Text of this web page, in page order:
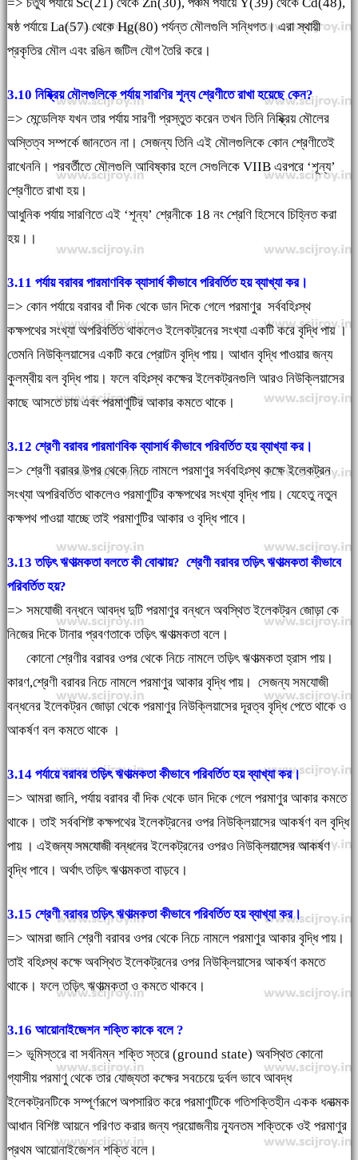
ষষ্ঠ পর্যায়ে La(57) থেকে Hg(80) পর্যন্ত মৌলগুলি সন্ধিগত। এরা স্থায়ী
প্রকৃতির মৌল এবং রঙিন জটিল যৌগ তৈরি করে।
3.10 নিষ্ক্রিয় মৌলগুলিকে পর্যায় সারণির শূন্য শ্রেণীতে রাখা হয়েছে কেন?
=> মেন্ডেলিফ যখন তার পর্যায় সারণী প্রস্তুত করেন তখন তিনি নিষ্ক্রিয় মৌলের
অস্তিত্ব সম্পর্কে জানতেন না। সেজন্য তিনি এই মৌলগুলিকে কোন শ্রেণীতেই
রাখেননি। পরবর্তীতে মৌলগুলি আবিষ্কার হলে সেগুলিকে VIIB এরপরে ‘শূন্য’
শ্রেণীতে রাখা হয়।
আধুনিক পর্যায় সারণিতে এই ‘শূন্য’ শ্রেনীকে 18 নং শ্রেণি হিসেবে চিহ্নিত করা
হয়।।
3.11 পর্যায় বরাবর পারমাণবিক ব্যাসার্ধ কীভাবে পরিবর্তিত হয় ব্যাখ্যা কর।
=> কোন পর্যায়ে বরাবর বাঁ দিক থেকে ডান দিকে গেলে পরমাণুর সর্ববহিঃস্থ
কক্ষপথের সংখ্যা অপরিবর্তিত থাকলেও ইলেকট্রনের সংখ্যা একটি করে বৃদ্ধি পায় ।
তেমনি নিউক্লিয়াসের একটি করে প্রোটন বৃদ্ধি পায়। আধান বৃদ্ধি পাওয়ার জন্য
কুলম্বীয় বল বৃদ্ধি পায়। ফলে বহিঃস্থ কক্ষের ইলেকট্রনগুলি আরও নিউক্লিয়াসের
কাছে আসতে চায় এবং পরমাণুটির আকার কমতে থাকে।
3.12 শ্রেণী বরাবর পারমাণবিক ব্যাসার্ধ কীভাবে পরিবর্তিত হয় ব্যাখ্যা কর।
=> শ্রেণী বরাবর উপর থেকে নিচে নামলে পরমাণুর সর্ববহিঃস্থ কক্ষে ইলেকট্রন
সংখ্যা অপরিবর্তিত থাকলেও পরমাণুটির কক্ষপথের সংখ্যা বৃদ্ধি পায়। যেহেতু নতুন
কক্ষপথ পাওয়া যাচ্ছে তাই পরমাণুটির আকার ও বৃদ্ধি পাবে।
3.13 তড়িৎ ঋণাত্মকতা বলতে কী বোঝায়? শ্রেণী বরাবর তড়িৎ ঋণাত্মকতা কীভাবে
পরিবর্তিত হয়?
=> সমযোজী বন্ধনে আবদ্ধ দুটি পরমাণুর বন্ধনে অবস্থিত ইলেকট্রন জোড়া কে
নিজের দিকে টানার প্রবণতাকে তড়িৎ ঋণাত্মকতা বলে।
কোনো শ্রেণীর বরাবর ওপর থেকে নিচে নামলে তড়িৎ ঋণাত্মকতা হ্রাস পায়।
কারণ,শ্রেণী বরাবর নিচে নামলে পরমাণুর আকার বৃদ্ধি পায়। সেজন্য সমযোজী
বন্ধনের ইলেকট্রন জোড়া থেকে পরমাণুর নিউক্লিয়াসের দূরত্ব বৃদ্ধি পেতে থাকে ও
আকর্ষণ বল কমতে থাকে ।
3.14 পর্যায়ে বরাবর তড়িৎ ঋণাত্মকতা কীভাবে পরিবর্তিত হয় ব্যাখ্যা কর।
=> আমরা জানি, পর্যায় বরাবর বাঁ দিক থেকে ডান দিকে গেলে পরমাণুর আকার কমতে
থাকে। তাই সর্ববশিষ্ট কক্ষপথের ইলেকট্রনের ওপর নিউক্লিয়াসের আকর্ষণ বল বৃদ্ধি
পায় । এইজন্য সমযোজী বন্ধনের ইলেকট্রনের ওপরও নিউক্লিয়াসের আকর্ষণ
বৃদ্ধি পাবে। অর্থাৎ তড়িৎ ঋণাত্মকতা বাড়বে।
3.15 শ্রেণী বরাবর তড়িৎ ঋণাত্মকতা কীভাবে পরিবর্তিত হয় ব্যাখ্যা কর।
=> আমরা জানি শ্রেণী বরাবর ওপর থেকে নিচে নামলে পরমাণুর আকার বৃদ্ধি পায়।
তাই বহিঃস্থ কক্ষে অবস্থিত ইলেকট্রনের ওপর নিউক্লিয়াসের আকর্ষণ কমতে
থাকে। ফলে তড়িৎ ঋণাত্মকতা ও কমতে থাকবে।
3.16 আয়োনাইজেশন শক্তি কাকে বলে ?
=> ভূমিস্তরে বা সর্বনিম্ন শক্তি স্তরে (ground state) অবস্থিত কোনো
গ্যাসীয় পরমাণু থেকে তার যোজ্যতা কক্ষের সবচেয়ে দুর্বল ভাবে আবদ্ধ
ইলেকট্রনটিকে সম্পূর্ণরূপে অপসারিত করে পরমাণুটিকে গতিশক্তিহীন একক ধনাত্মক
আধান বিশিষ্ট আয়নে পরিণত করার জন্য প্রয়োজনীয় ন্যূনতম শক্তিকে ওই পরমাণুর
প্রথম আয়োনাইজেশন শক্তি বলে।